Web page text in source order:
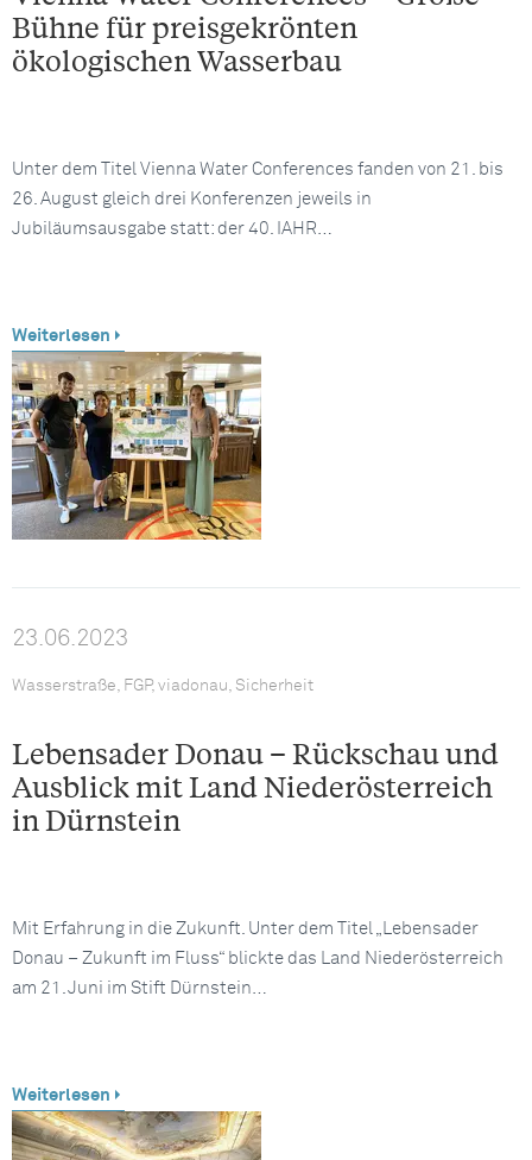
Bühne für preisgekrönten
ökologischen Wasserbau
Unter dem Titel Vienna Water Conferences fanden von 21. bis
26. August gleich drei Konferenzen jeweils in
Jubiläumsausgabe statt: der 40. IAHR…
Weiterlesen
23.06.2023
Wasserstraße, FGP, viadonau, Sicherheit
Lebensader Donau – Rückschau und
Ausblick mit Land Niederösterreich
in Dürnstein
Mit Erfahrung in die Zukunft. Unter dem Titel „Lebensader
Donau – Zukunft im Fluss“ blickte das Land Niederösterreich
am 21. Juni im Stift Dürnstein…
Weiterlesen